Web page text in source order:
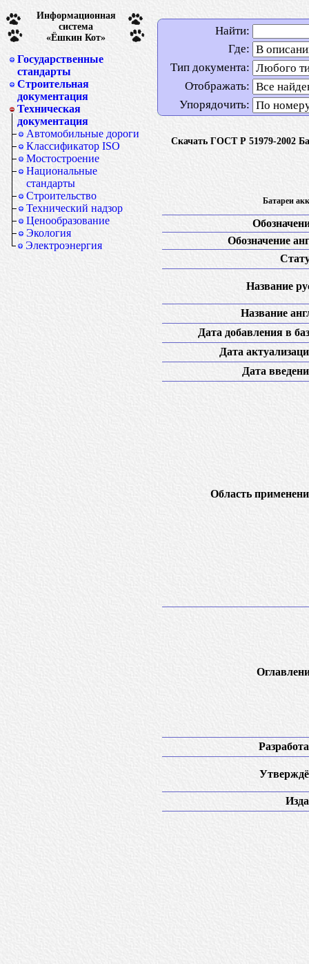
Информационная
система
«Ёшкин Кот»
Государственные
стандарты
Строительная
документация
Техническая
документация
Автомобильные дороги
Классификатор ISO
Мостостроение
Национальные
стандарты
Строительство
Технический надзор
Ценообразование
Экология
Электроэнергия
Найти:
Где:
Тип документа:
Отображать:
Упорядочить:
Скачать ГОСТ Р 51979-2002
Батареи
Обозначение
Название
Название
Дата добавления в
Дата
Дата
Область